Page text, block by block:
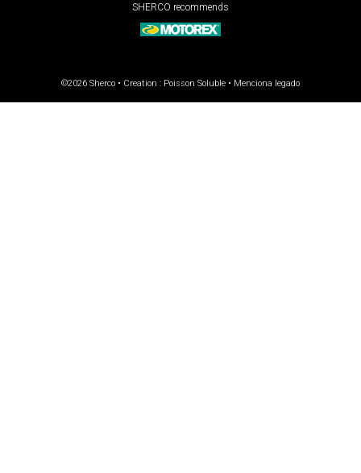
SHERCO recommends
©2026 Sherco • Creation : Poisson Soluble • Menciona legado